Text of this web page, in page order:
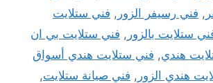
, فني رسيفر الزور , فني ستلايت
ستلايت بالزور , فني ستلايت بي ان
هندي, فني ستلايت هندي أسواق
هندي الزور , فني صيانة ستلايت,